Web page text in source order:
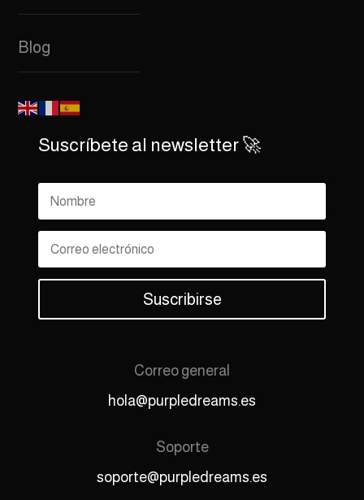
Blog
Suscríbete al newsletter 🚀
Suscribirse
Correo general
hola@purpledreams.es
Soporte
soporte@purpledreams.es